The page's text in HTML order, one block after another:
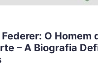
O Homem
– A Biografia